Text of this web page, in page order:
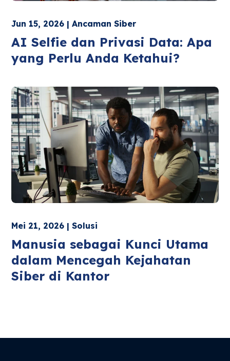
Jun 15, 2026 | Ancaman Siber
AI Selfie dan Privasi Data: Apa
yang Perlu Anda Ketahui?
Mei 21, 2026 | Solusi
Manusia sebagai Kunci Utama
dalam Mencegah Kejahatan
Siber di Kantor